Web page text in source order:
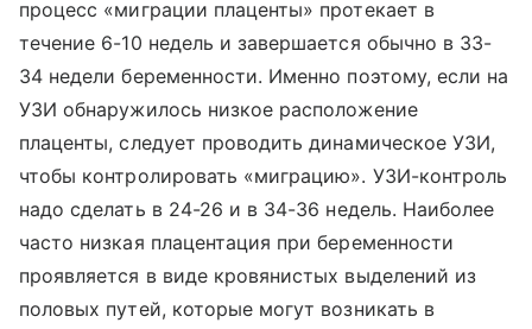
процесс «миграции плаценты» протекает в
течение 6-10 недель и завершается обычно в 33-
34 недели беременности. Именно поэтому, если на
УЗИ обнаружилось низкое расположение
плаценты, следует проводить динамическое УЗИ,
чтобы контролировать «миграцию». УЗИ-контроль
надо сделать в 24-26 и в 34-36 недель. Наиболее
часто низкая плацентация при беременности
проявляется в виде кровянистых выделений из
половых путей, которые могут возникать в